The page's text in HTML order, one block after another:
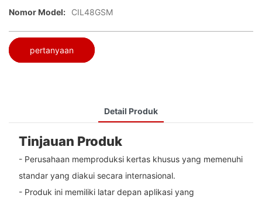
Nomor Model:
CIL48GSM
pertanyaan
Detail Produk
Tinjauan Produk
- Perusahaan memproduksi kertas khusus yang memenuhi
standar yang diakui secara internasional.
- Produk ini memiliki latar depan aplikasi yang